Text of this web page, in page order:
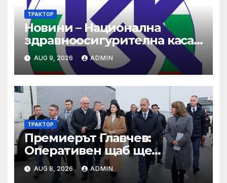
ТРАКТОР
Новини – Национална
здравноосигурителна каса
(НЗОК)
AUG 9, 2026 ADMIN
ТРАКТОР
Премиерът Главчев:
Оперативен щаб ще
реорганизира структурите
по границата, за да сме
AUG 8, 2026 ADMIN